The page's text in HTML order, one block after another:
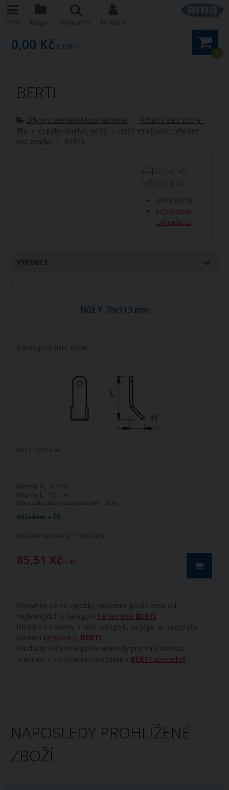
0
0,00 Kč s DPH
BERTI
Díly pro zemědělskou techniku
Rotační žací stroje-
díly
cepáky-kladiva, nože
nože mulčovače vhodné
pro značky
BERTI
Zeptejte se
odborníka
498100050
info@ama-
zahrada.cz
VÝROBCE
Nůž Y 70x113 mm
Katalogové číslo: 65080
Skladem v ČR
Můžete mít: Úterý 11.08.2026
85,51 Kč / ks
Nůž Y 70x113 mm
Rozměr H:
70 mm
Rozměr L:
113 mm
Šířka x tloušťka materiálu mm:
50x8
Podívejte se na výrobky seřazené podle ceny od
nejlevnějších v kategorii Nejlevnější BERTI
Hledáte-li novinky v této kategorii, nejlépe je naleznete
pomocí Nejnovější BERTI
Produkty seřazené podle abecedy pro Vaši dobrou
orientaci v sortimentu naleznete v BERTI abecedně
NAPOSLEDY PROHLÍŽENÉ
ZBOŽÍ
Menu Kategorie Vyhledávání Přihlášení